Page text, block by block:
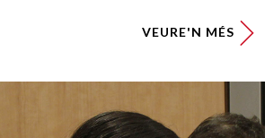
VEURE'N MÉS